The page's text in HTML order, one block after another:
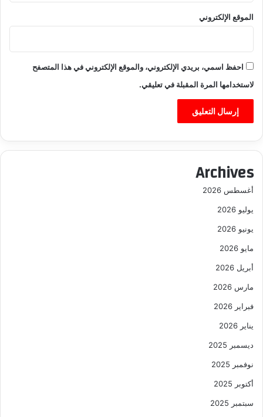
الموقع الإلكتروني
احفظ اسمي، بريدي الإلكتروني، والموقع الإلكتروني في هذا المتصفح
لاستخدامها المرة المقبلة في تعليقي.
Archives
أغسطس 2026
يوليو 2026
يونيو 2026
مايو 2026
أبريل 2026
مارس 2026
فبراير 2026
يناير 2026
ديسمبر 2025
نوفمبر 2025
أكتوبر 2025
سبتمبر 2025